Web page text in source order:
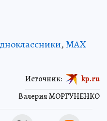
,MAX
Валерия МОРГУНЕНКО
Источник: kp.ru